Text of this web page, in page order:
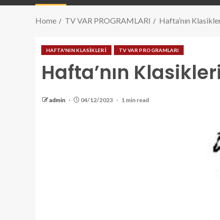
Home TV VAR PROGRAMLARI Hafta’nın
HAFTA'NIN KLASİKLERİ TV VAR PROGRAMLARI
Hafta’nın
admin 04/12/2023 1 min read